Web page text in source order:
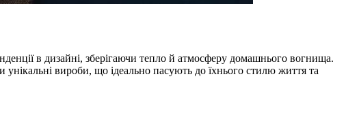
в дизайні, зберігаючи тепло й атмосферу домашнього вогнища.
унікальні вироби, що ідеально пасують до їхнього стилю життя та